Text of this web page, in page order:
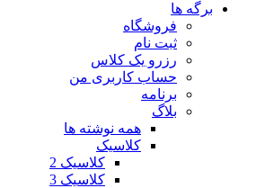
برگه ها
فروشگاه
ثبت نام
رزرو یک کلاس
حساب کاربری من
برنامه
بلاگ
همه نوشته ها
کلاسیک
کلاسیک 2
کلاسیک 3